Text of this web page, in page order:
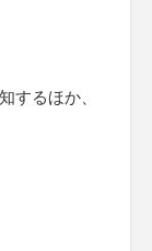
するほか、